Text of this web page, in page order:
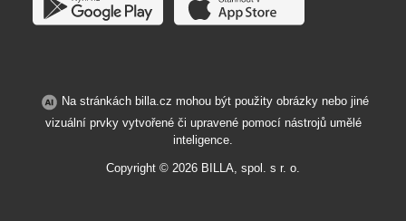
Na stránkách billa.cz mohou být použity obrázky nebo jiné
vizuální prvky vytvořené či upravené pomocí nástrojů umělé
inteligence.
Copyright © 2026 BILLA, spol. s r. o.